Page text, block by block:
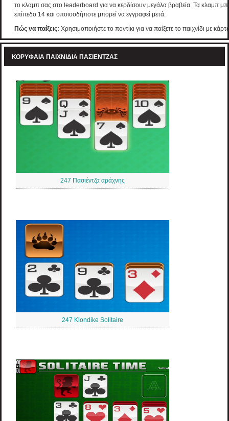
το κλαμπ σας στο leaderboard για να κερδίσουν μεγάλα βραβεία. Τα κλαμπ
επίπεδο 14 και οποιοσδήποτε μπορεί να εγγραφεί μετά.
Πώς να παίξεις: Χρησιμοποιήστε το ποντίκι για να παίξετε το παιχνίδι με
ΚΟΡΥΦΑΊΑ ΠΑΙΧΝΊΔΙΑ ΠΑΣΙΈΝΤΖΑΣ
247 Πασιέντζα αράχνης
247 Klondike Solitaire